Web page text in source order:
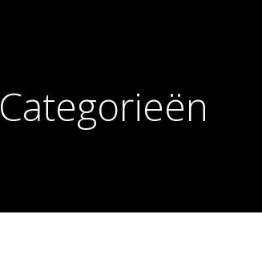
Categorieën